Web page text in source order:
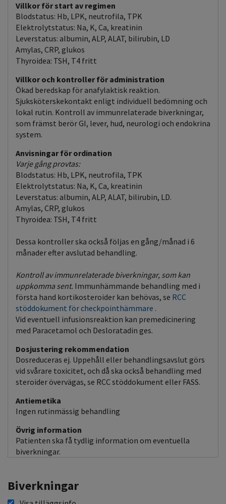
Villkor för start av regimen
Blodstatus: Hb, LPK, neutrofila, TPK
Elektrolytstatus: Na, K, Ca, kreatinin
Leverstatus: albumin, ALP, ALAT, bilirubin, LD
Amylas, CRP, glukos
Thyroidea: TSH, T4 fritt
Villkor och kontroller för administration
Ökad beredskap för anafylaktisk reaktion.
Sjuksköterskekontakt enligt individuell bedömning och
lokal rutin. Kontroll av immunrelaterade biverkningar,
som främst berör GI, lever, hud, neurologi och endokrina
system.
Anvisningar för ordination
Varje gång provtas:
Blodstatus: Hb, LPK, neutrofila, TPK
Elektrolytstatus: Na, K, Ca, kreatinin
Leverstatus: albumin, ALP, ALAT, bilirubin, LD.
Amylas, CRP, glukos
Thyroidea: TSH, T4 fritt
Dessa kontroller ska också följas en gång/månad i 6
månader efter avslutad behandling.
Kontroll av immunrelaterade biverkningar, som kan
uppkomma sent. Immunhämmande behandling med i
första hand kortikosteroider kan behövas, se RCC
stöddokument för checkpointhämmare .
Vid eventuell infusionsreaktion kan premedicinering
med Paracetamol och Desloratadin ges.
Dosjustering rekommendation
Dosreduceras ej. Uppehåll eller behandlingsavslut görs
vid svårare toxicitet, och då ska också behandling med
steroider övervägas, se RCC stöddokument eller FASS.
Antiemetika
Ingen rutinmässig behandling
Övrig information
Patienten ska få tydlig information om eventuella
biverkningar.
Biverkningar